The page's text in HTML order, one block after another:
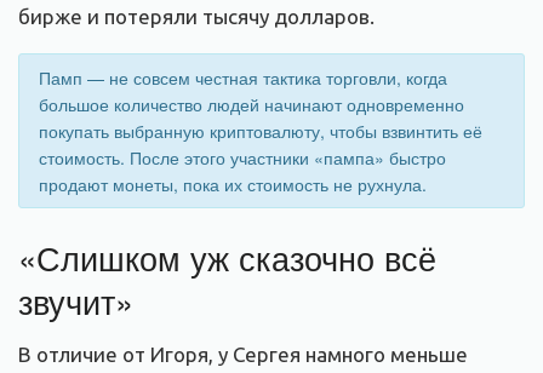
бирже и потеряли тысячу долларов.
Памп — не совсем честная тактика торговли, когда
большое количество людей начинают одновременно
покупать выбранную криптовалюту, чтобы взвинтить её
стоимость. После этого участники «пампа» быстро
продают монеты, пока их стоимость не рухнула.
«Слишком уж сказочно всё
звучит»
В отличие от Игоря, у Сергея намного меньше